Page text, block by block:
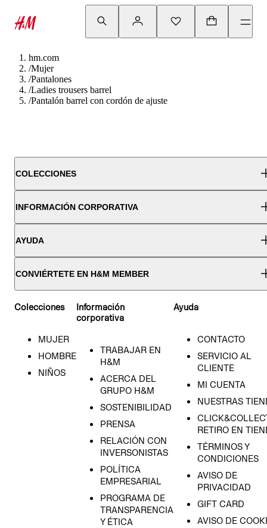
hm.com
/Mujer
/Pantalones
/Ladies trousers barrel
/Pantalón barrel con cordón de ajuste
COLECCIONES
INFORMACIÓN CORPORATIVA
AYUDA
CONVIÉRTETE EN H&M MEMBER
Colecciones
MUJER
HOMBRE
NIÑOS
Información
corporativa
TRABAJAR EN
H&M
ACERCA DEL
GRUPO H&M
SOSTENIBILIDAD
PRENSA
RELACIÓN CON
INVERSONISTAS
POLÍTICA
EMPRESARIAL
PROGRAMA DE
TRANSPARENCIA
Y ÉTICA
Ayuda
CONTACTO
SERVICIO AL
CLIENTE
MI CUENTA
NUESTRAS
RETIRO EN
TÉRMINOS Y
CONDICIONES
AVISO DE
PRIVACIDAD
GIFT CARD
AVISO DE